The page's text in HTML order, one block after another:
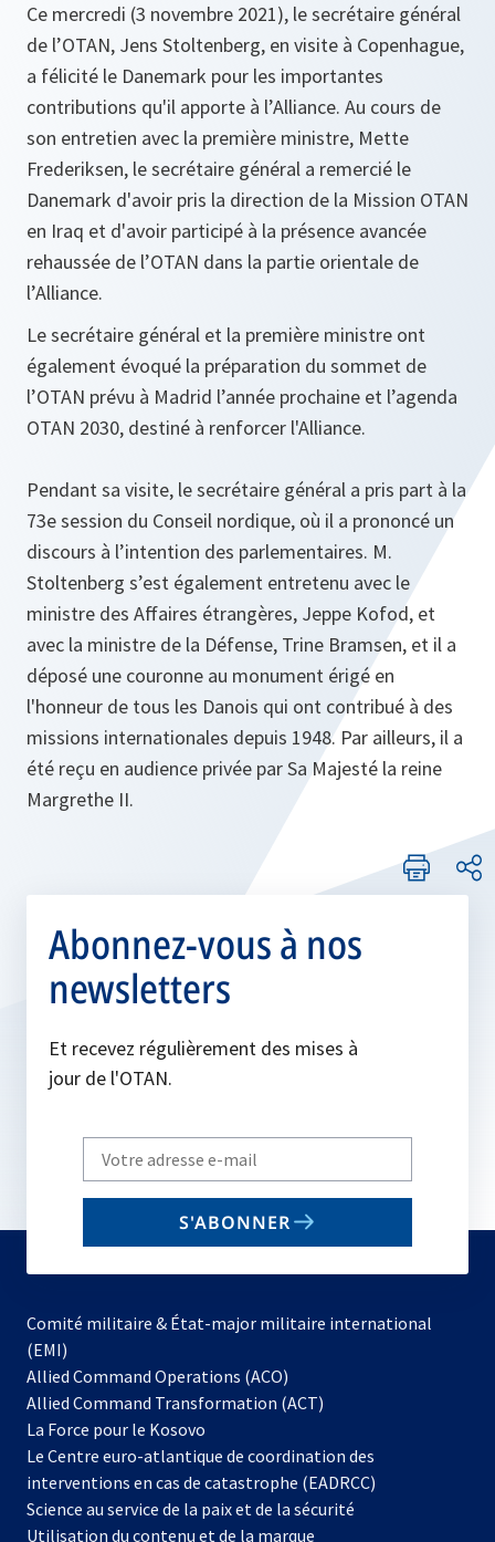
Ce mercredi (3 novembre 2021), le secrétaire général
de l’OTAN, Jens Stoltenberg, en visite à Copenhague,
a félicité le Danemark pour les importantes
contributions qu'il apporte à l’Alliance. Au cours de
son entretien avec la première ministre, Mette
Frederiksen, le secrétaire général a remercié le
Danemark d'avoir pris la direction de la Mission OTAN
en Iraq et d'avoir participé à la présence avancée
rehaussée de l’OTAN dans la partie orientale de
l’Alliance.
Le secrétaire général et la première ministre ont
également évoqué la préparation du sommet de
l’OTAN prévu à Madrid l’année prochaine et l’agenda
OTAN 2030, destiné à renforcer l'Alliance.
Pendant sa visite, le secrétaire général a pris part à la
73e session du Conseil nordique, où il a prononcé un
discours à l’intention des parlementaires. M.
Stoltenberg s’est également entretenu avec le
ministre des Affaires étrangères, Jeppe Kofod, et
avec la ministre de la Défense, Trine Bramsen, et il a
déposé une couronne au monument érigé en
l'honneur de tous les Danois qui ont contribué à des
missions internationales depuis 1948. Par ailleurs, il a
été reçu en audience privée par Sa Majesté la reine
Margrethe II.
Abonnez-vous à nos
newsletters
Et recevez régulièrement des mises à
jour de l'OTAN.
Write
your
email
S'ABONNER
Comité militaire & État-major militaire international
(EMI)
Allied Command Operations (ACO)
dans
nouvel
onglet
Allied Command Transformation (ACT)
La Force pour le Kosovo
dans
un
nouvel
onglet
Le Centre euro-atlantique de coordination des
interventions en cas de catastrophe (EADRCC)
Science au service de la paix et de la sécurité
Utilisation du contenu et de la marque